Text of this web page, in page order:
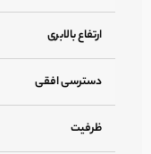
ارتفاع بالابری
دسترسی افقی
ظرفیت